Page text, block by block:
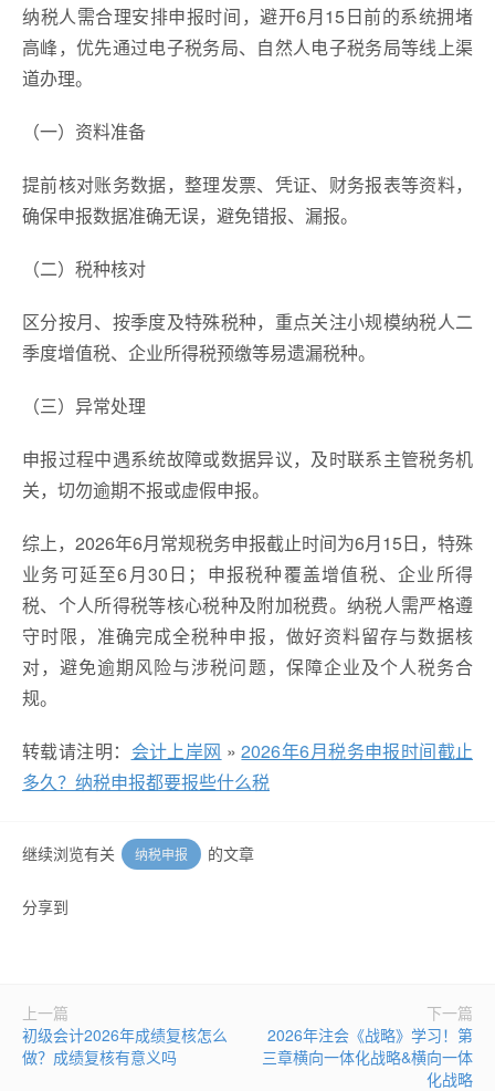
纳税人需合理安排申报时间，避开6月15日前的系统拥堵
高峰，优先通过电子税务局、自然人电子税务局等线上渠
道办理。
（一）资料准备
提前核对账务数据，整理发票、凭证、财务报表等资料，
确保申报数据准确无误，避免错报、漏报。
（二）税种核对
区分按月、按季度及特殊税种，重点关注小规模纳税人二
季度增值税、企业所得税预缴等易遗漏税种。
（三）异常处理
申报过程中遇系统故障或数据异议，及时联系主管税务机
关，切勿逾期不报或虚假申报。
综上，2026年6月常规税务申报截止时间为6月15日，特殊
业务可延至6月30日；申报税种覆盖增值税、企业所得
税、个人所得税等核心税种及附加税费。纳税人需严格遵
守时限，准确完成全税种申报，做好资料留存与数据核
对，避免逾期风险与涉税问题，保障企业及个人税务合
规。
转载请注明： 会计上岸网 »2026年6月税务申报时间截止
多久？纳税申报都要报些什么税
继续浏览有关 纳税申报 的文章
分享到
上一篇
初级会计2026年成绩复核怎么
做？成绩复核有意义吗
下一篇
2026年注会《战略》学习！第
三章横向一体化战略&横向一体
化战略